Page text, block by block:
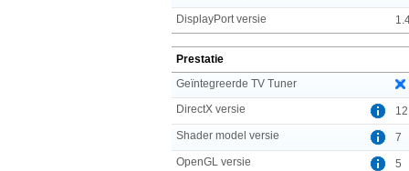
DisplayPort versie
Prestatie
Geïntegreerde TV Tuner
DirectX versie
12
Shader model versie
7
OpenGL versie
5